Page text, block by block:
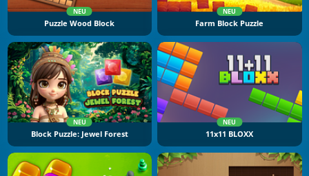
NEU
Puzzle Wood Block
NEU
Farm Block Puzzle
NEU
Block Puzzle: Jewel Forest
NEU
11x11 BLOXX